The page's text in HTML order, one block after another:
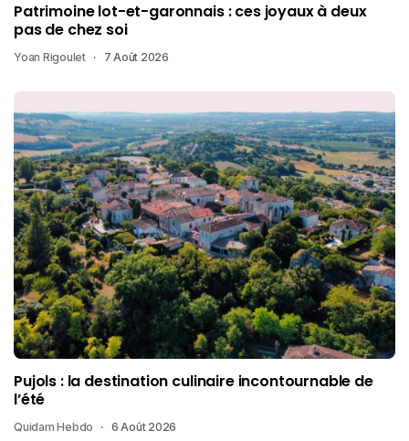
Patrimoine lot-et-garonnais : ces joyaux à deux
pas de chez soi
Yoan Rigoulet 7 Août 2026
Pujols : la destination culinaire incontournable de
l’été
Quidam Hebdo 6 Août 2026